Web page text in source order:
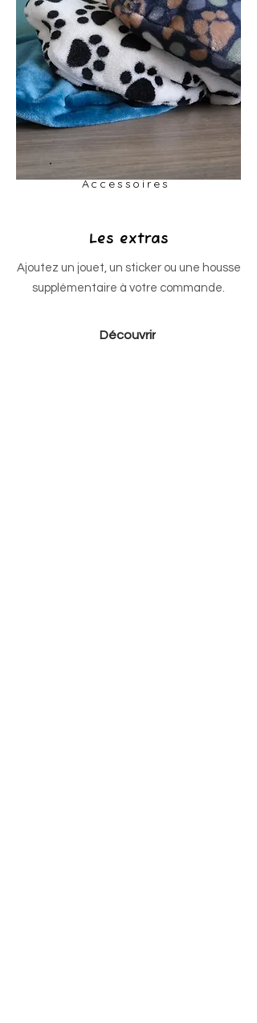
Accessoires
Les extras
Ajoutez un jouet, un sticker ou une housse
supplémentaire à votre commande.
Découvrir